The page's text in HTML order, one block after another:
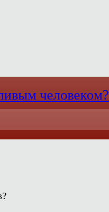
человеком?